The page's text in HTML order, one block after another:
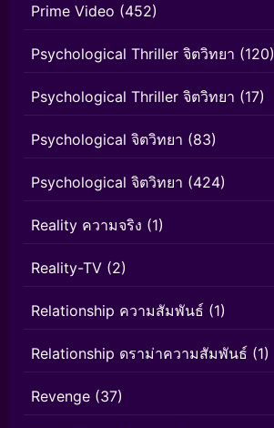
Prime Video (452)
Psychological Thriller จิตวิทยา (120)
Psychological Thriller จิตวิทยา (17)
Psychological จิตวิทยา (83)
Psychological จิตวิทยา (424)
Reality ความจริง (1)
Reality-TV (2)
Relationship ความสัมพันธ์ (1)
Relationship ดราม่าความสัมพันธ์ (1)
Revenge (37)